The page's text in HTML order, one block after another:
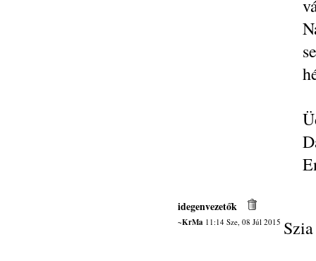
idegenvezetők
~KrMa11:14 Sze, 08 Júl 2015